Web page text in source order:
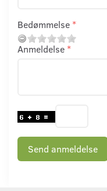
Bedømmelse
Anmeldelse
Send anmeldelse